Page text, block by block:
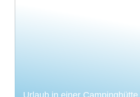
Urlaub in einer